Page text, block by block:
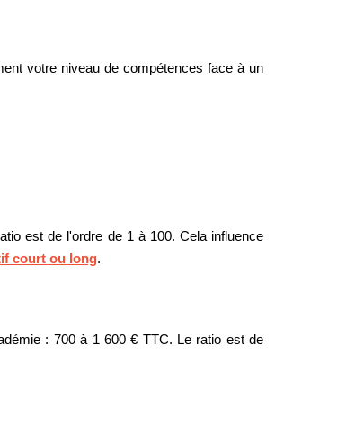
votre niveau de compétences face à un
est de l'ordre de 1 à 100. Cela influence
court ou long.
: 700 à 1 600 € TTC. Le ratio est de